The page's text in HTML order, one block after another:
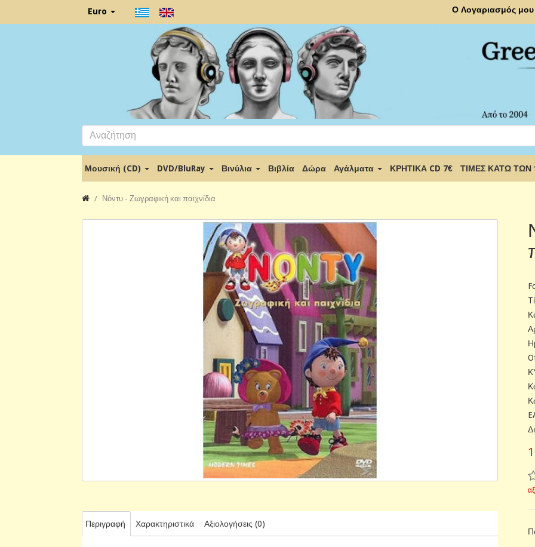
Euro Ο Λογαριασμός μου
Μουσική (CD) DVD/BluRay Βινύλια Βιβλία Δώρα Αγάλματα ΚΡΗΤΙΚΑ CD 7€ ΤΙΜΕΣ ΚΑΤΩ ΤΩΝ
Νόντυ - Ζωγραφική και παιχνίδια
Περιγραφή Χαρακτηριστικά Αξιολογήσεις (0)